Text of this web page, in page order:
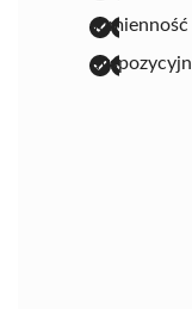
sumienność